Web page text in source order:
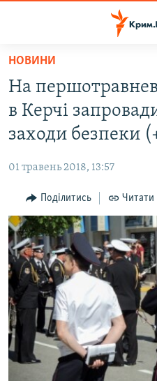
Перейти
основного
матеріалу
Перейти
до
основної
навігації
Перейти
до
пошуку
ВОДА.КРИМ
ВІДЕО ТА ФОТО
БЛОГИ
ПОГЛЯД
ІНТЕРВ'Ю
ВСЕ ЗА ДЕНЬ
СПЕЦПРОЕКТИ
ДЕПОРТАЦІЯ
ВІДЕОУРОКИ «ELIFBE»
СВІДЧЕННЯ ОКУПАЦІЇ
УКРАЇНСЬКА ПРОБЛЕМА КРИМУ
ЯК ОБІЙТИ БЛОКУВАННЯ
Русский
Qırımtatar
НОВИНИ
На
в Керчі
заходи безпеки
01 травень 2018, 13:57
Поділитись Читати